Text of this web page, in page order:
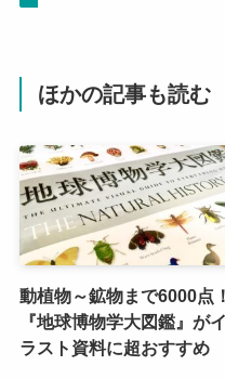
ほかの記事も読む
動植物～鉱物まで6000点！
『地球博物学大図鑑』がイ
ラスト資料に超おすすめ